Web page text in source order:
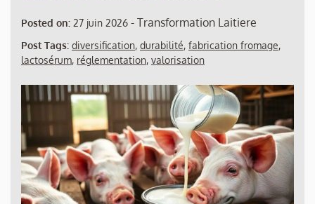
Posted on: 27 juin 2026 - Transformation Laitiere
Post Tags: diversification, durabilité, fabrication fromage,
lactosérum, réglementation, valorisation